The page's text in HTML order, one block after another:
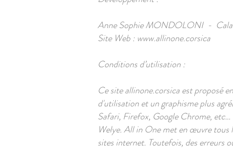
Anne Sophie MONDOLONI - Cala
Site Web : www.allinone.corsica
Conditions d’utilisation :
Ce site allinone.corsica est proposé
d'utilisation et un graphisme plus
Safari, Firefox, Google Chrome, etc…
Welye. All in One met en œuvre tous
sites internet. Toutefois, des erreurs